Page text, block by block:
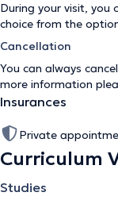
During your visit, you
choice from the
Cancellation
You can always
more information
Insurances
Private
Curriculum
Studies